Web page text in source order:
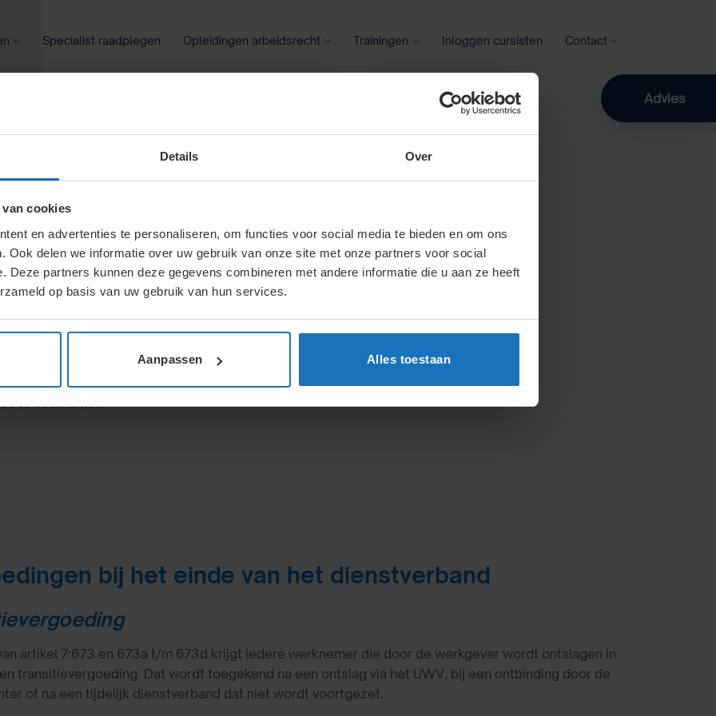
Details Over
cookies
en advertenties te personaliseren, om functies voor social media te bieden en om ons
Ook delen we informatie over uw gebruik van onze site met onze partners voor social
Deze partners kunnen deze gegevens combineren met andere informatie die u aan ze heeft
op basis van uw gebruik van hun services.
Aanpassen Alles toestaan
Specialist raadplegen Opleidingen arbeidsrecht Trainingen Inloggen cursisten Contact
Zoeken Advies
–
tenzij de
ernstige
billijke
kunnen in
te voorkomen.
bij het einde van het dienstverband
artikel 7:673 en 673a t/m 673d krijgt iedere werknemer die door de werkgever wordt ontslagen in
transitievergoeding. Dat wordt toegekend na een ontslag via het UWV, bij een ontbinding door de
of na een tijdelijk dienstverband dat niet wordt voortgezet.